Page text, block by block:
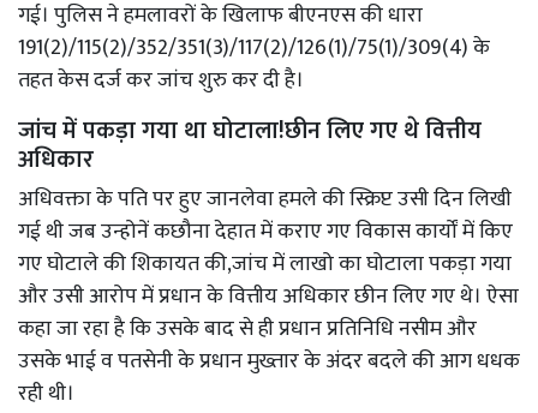
गई। पुलिस ने हमलावरों के खिलाफ बीएनएस की धारा
191(2)/115(2)/352/351(3)/117(2)/126(1)/75(1)/309(4) के
तहत केस दर्ज कर जांच शुरु कर दी है।
जांच में पकड़ा गया था घोटाला!छीन लिए गए थे वित्तीय
अधिकार
अधिवक्ता के पति पर हुए जानलेवा हमले की स्क्रिप्ट उसी दिन लिखी
गई थी जब उन्होनें कछौना देहात में कराए गए विकास कार्यों में किए
गए घोटाले की शिकायत की,जांच में लाखो का घोटाला पकड़ा गया
और उसी आरोप में प्रधान के वित्तीय अधिकार छीन लिए गए थे। ऐसा
कहा जा रहा है कि उसके बाद से ही प्रधान प्रतिनिधि नसीम और
उसके भाई व पतसेनी के प्रधान मुख्तार के अंदर बदले की आग धधक
रही थी।